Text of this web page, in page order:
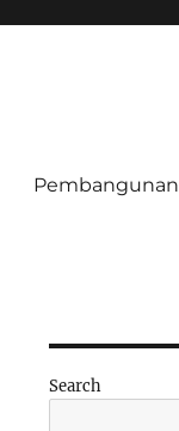
Search